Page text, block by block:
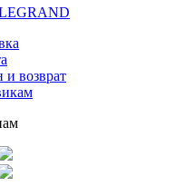
возврат